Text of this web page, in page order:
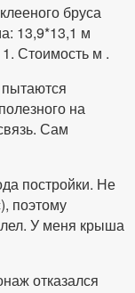
бруса
13,9*13,1 м
Стоимость м .
на
Сам
постройки. Не
поэтому
У меня крыша
отказался